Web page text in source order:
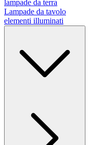
lampade da terra
Lampade da tavolo
elementi illuminati